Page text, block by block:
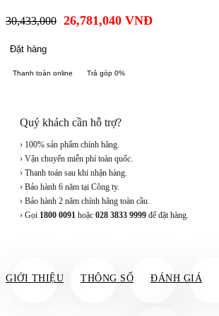
30,433,000 26,781,040 VNĐ
Đặt hàng
Thanh toán online Trả góp 0%
Quý khách cần hỗ trợ?
› 100% sản phẩm chính hãng.
› Vận chuyển miễn phí toàn quốc.
› Thanh toán sau khi nhận hàng.
› Bảo hành 6 năm tại Công ty.
› Bảo hành 2 năm chính hãng toàn cầu.
› Gọi 1800 0091 hoặc 028 3833 9999 để đặt hàng.
GIỚI THIỆU THÔNG SỐ ĐÁNH GIÁ